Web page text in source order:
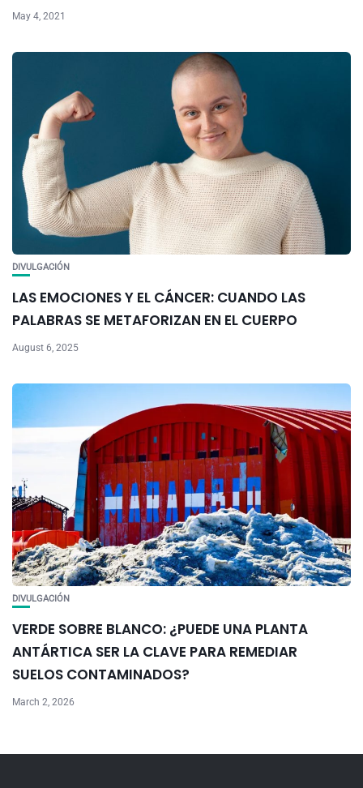
May 4, 2021
DIVULGACIÓN
LAS EMOCIONES Y EL CÁNCER: CUANDO LAS
PALABRAS SE METAFORIZAN EN EL CUERPO
August 6, 2025
DIVULGACIÓN
VERDE SOBRE BLANCO: ¿PUEDE UNA PLANTA
ANTÁRTICA SER LA CLAVE PARA REMEDIAR
SUELOS CONTAMINADOS?
March 2, 2026